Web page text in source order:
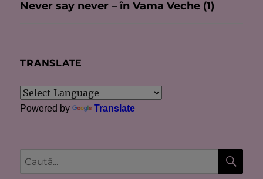
Articolul
Never say never – în Vama Veche (1)
TRANSLATE
Powered by Translate
după: